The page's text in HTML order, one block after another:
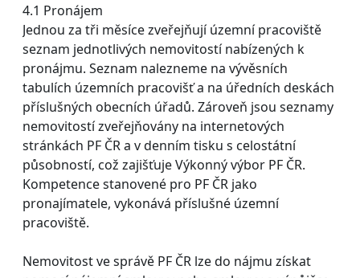
4.1 Pronájem
Jednou za tři měsíce zveřejňují územní pracoviště
seznam jednotlivých nemovitostí nabízených k
pronájmu. Seznam nalezneme na vývěsních
tabulích územních pracovišť a na úředních deskách
příslušných obecních úřadů. Zároveň jsou seznamy
nemovitostí zveřejňovány na internetových
stránkách PF ČR a v denním tisku s celostátní
působností, což zajišťuje Výkonný výbor PF ČR.
Kompetence stanovené pro PF ČR jako
pronajímatele, vykonává příslušné územní
pracoviště.
Nemovitost ve správě PF ČR lze do nájmu získat